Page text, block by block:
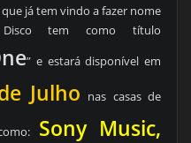
já tem vindo a fazer nome
tem como título
” e estará disponível em
Julho nas casas de
Sony Music,